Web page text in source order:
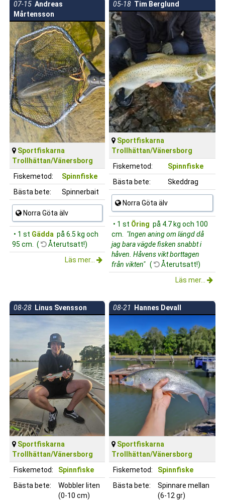
07-15 Andreas
Mårtensson
Sportfiskarna
Trollhättan/Vänersborg
Fiskemetod:
Spinnfiske
Bästa bete:
Spinnerbait
Norra Göta älv
• 1 st Gädda på 6.5 kg och
95 cm. (
Återutsatt!)
Läs mer...
05-18 Tim Berglund
Sportfiskarna
Trollhättan/Vänersborg
Fiskemetod:
Spinnfiske
Bästa bete:
Skeddrag
Norra Göta älv
• 1 st Öring på 4.7 kg och 100
cm.
"Ingen aning om längd då
jag bara vägde fisken snabbt i
håven. Håvens vikt borttagen
från vikten" (
Återutsatt!)
Läs mer...
08-28 Linus Svensson
Sportfiskarna
Trollhättan/Vänersborg
Fiskemetod:
Spinnfiske
Bästa bete:
Wobbler liten
(0-10 cm)
08-21 Hannes Devall
Sportfiskarna
Trollhättan/Vänersborg
Fiskemetod:
Spinnfiske
Bästa bete:
Spinnare mellan
(6-12 gr)